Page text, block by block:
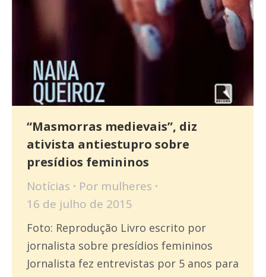
“Masmorras medievais”, diz
ativista antiestupro sobre
presídios femininos
Notícias Por mulheres
16 de julho de 2015
Foto: Reprodução Livro escrito por
jornalista sobre presídios femininos
Jornalista fez entrevistas por 5 anos para